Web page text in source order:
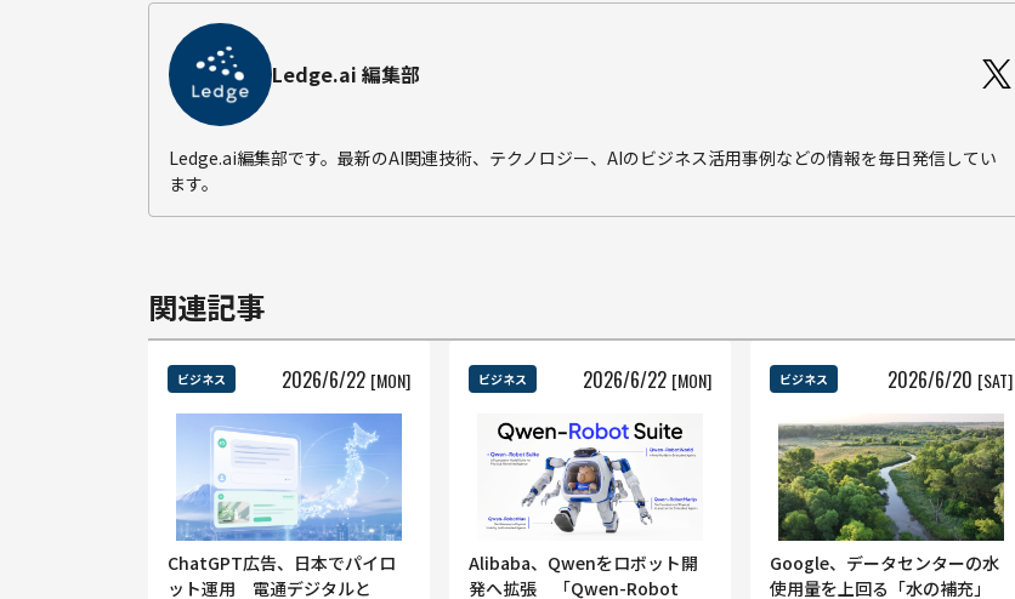
Ledge.ai 編集部
Ledge.ai編集部です。最新のAI関連技術、テクノロジー、AIのビジネス活用事例などの情報を毎日発信してい
ます。
関連記事
ビジネス 2026/6/22 [MON]
ChatGPT広告、日本でパイロ
ット運用 電通デジタルと
ビジネス 2026/6/22 [MON]
Alibaba、Qwenをロボット開
発へ拡張 「Qwen-Robot
ビジネス 2026/6/20 [SAT]
Google、データセンターの水
使用量を上回る「水の補充」